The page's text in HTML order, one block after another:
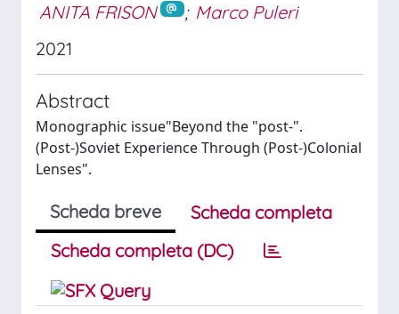
ANITA FRISON ; Marco Puleri
2021
Abstract
Monographic issue"Beyond the "post-".
(Post-)Soviet Experience Through (Post-)Colonial
Lenses".
Scheda breve
Scheda completa
Scheda completa (DC)